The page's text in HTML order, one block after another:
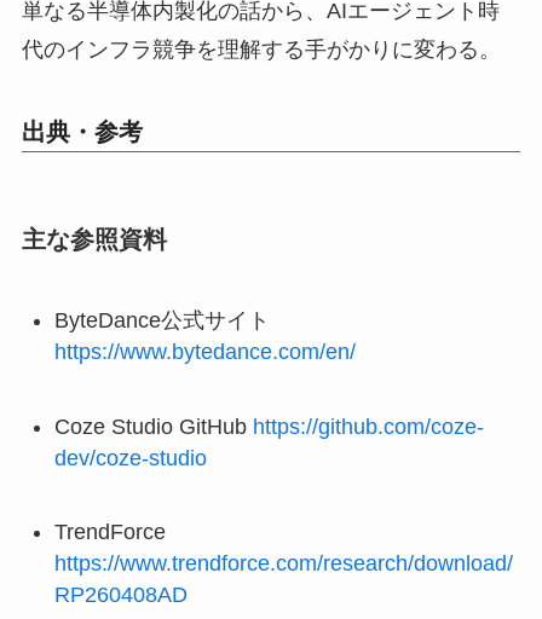
単なる半導体内製化の話から、AIエージェント時
代のインフラ競争を理解する手がかりに変わる。
出典・参考
主な参照資料
ByteDance公式サイト
https://www.bytedance.com/en/
Coze Studio GitHub https://github.com/coze-
dev/coze-studio
TrendForce
https://www.trendforce.com/research/download/
RP260408AD